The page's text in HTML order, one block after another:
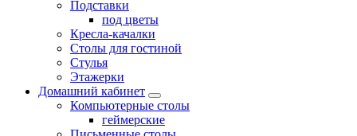
Подставки
под цветы
Кресла-качалки
Столы для гостиной
Стулья
Этажерки
Домашний кабинет
Компьютерные столы
геймерские